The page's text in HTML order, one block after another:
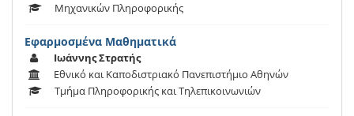
Μηχανικών Πληροφορικής
Εφαρμοσμένα Μαθηματικά
Ιωάννης Στρατής
Εθνικό και Καποδιστριακό Πανεπιστήμιο Αθηνών
Τμήμα Πληροφορικής και Τηλεπικοινωνιών